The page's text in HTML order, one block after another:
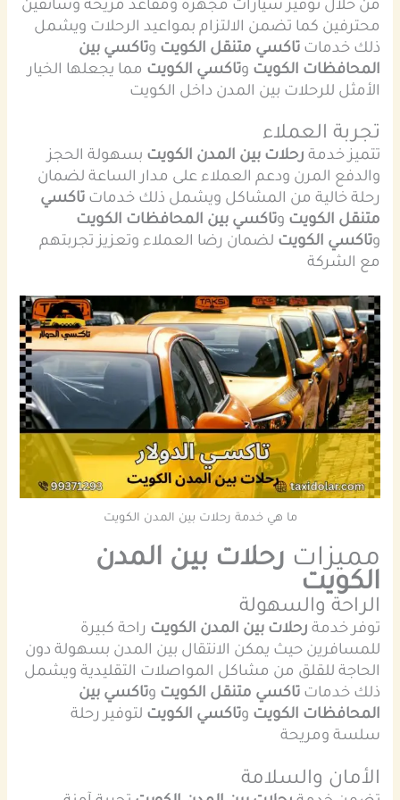
من خلال توفير سيارات مجهزة ومقاعد مريحة وسائقين
محترفين كما تضمن الالتزام بمواعيد الرحلات ويشمل
ذلك خدماتتاكسي متنقل الكويت وتاكسي بين
المحافظات الكويت وتاكسي الكويت مما يجعلها الخيار
الأمثل للرحلات بين المدن داخل الكويت
تجربة العملاء
تتميز خدمة رحلات بين المدن الكويت بسهولة الحجز
والدفع المرن ودعم العملاء على مدار الساعة لضمان
رحلة خالية من المشاكل ويشمل ذلك خدماتتاكسي
متنقل الكويت وتاكسي بين المحافظات الكويت
وتاكسي الكويت لضمان رضا العملاء وتعزيز تجربتهم
مع الشركة
ما هي خدمة رحلات بين المدن الكويت
مميزات رحلات بين المدن
الكويت
الراحة والسهولة
توفر خدمة رحلات بين المدن الكويت راحة كبيرة
للمسافرين حيث يمكن الانتقال بين المدن بسهولة دون
الحاجة للقلق من مشاكل المواصلات التقليدية ويشمل
ذلك خدماتتاكسي متنقل الكويت وتاكسي بين
المحافظات الكويت وتاكسي الكويت لتوفير رحلة
سلسة ومريحة
الأمان والسلامة